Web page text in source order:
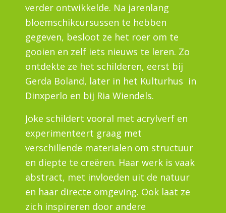
verder ontwikkelde. Na jarenlang
bloemschikcursussen te hebben
gegeven, besloot ze het roer om te
gooien en zelf iets nieuws te leren. Zo
ontdekte ze het schilderen, eerst bij
Gerda Boland, later in het Kulturhus in
Dinxperlo en bij Ria Wiendels.
Joke schildert vooral met acrylverf en
experimenteert graag met
verschillende materialen om structuur
en diepte te creëren. Haar werk is vaak
abstract, met invloeden uit de natuur
en haar directe omgeving. Ook laat ze
zich inspireren door andere